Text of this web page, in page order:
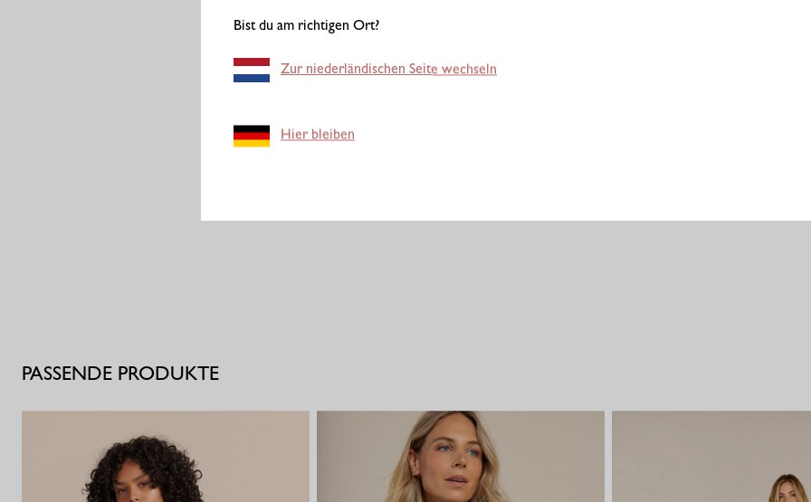
PASSENDE PRODUKTE
Bist du am richtigen Ort?
Zur niederländischen Seite wechseln
Hier bleiben